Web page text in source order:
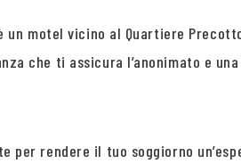
motel vicino al Quartiere
che ti assicura l’anonimato e
rendere il tuo soggiorno